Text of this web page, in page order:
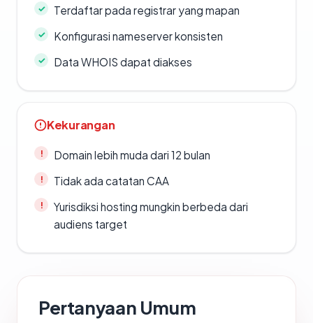
Terdaftar pada registrar yang mapan
Konfigurasi nameserver konsisten
Data WHOIS dapat diakses
Kekurangan
Domain lebih muda dari 12 bulan
Tidak ada catatan CAA
Yurisdiksi hosting mungkin berbeda dari
audiens target
Pertanyaan Umum